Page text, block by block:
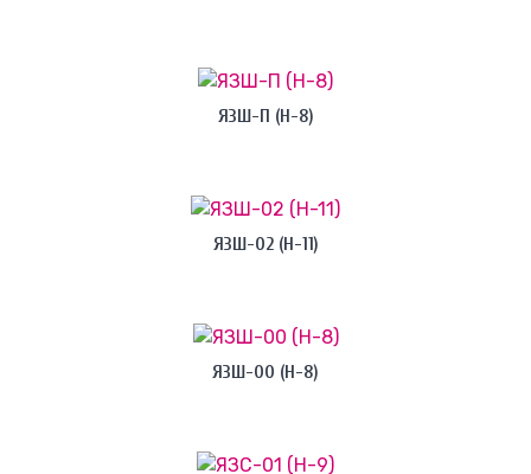
ЯЗШ-П (H-8)
ЯЗШ-02 (H-11)
ЯЗШ-00 (H-8)